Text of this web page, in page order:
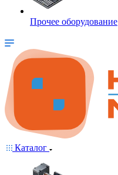
Прочее оборудование
Каталог